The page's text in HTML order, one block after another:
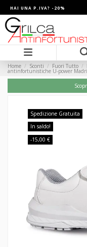
HAI UNA P.IVA? -20%
Home Sconti Fuori Tutto
antinfortunistiche U-power
Spedizione Gratuita
In saldo!
-15,00 €